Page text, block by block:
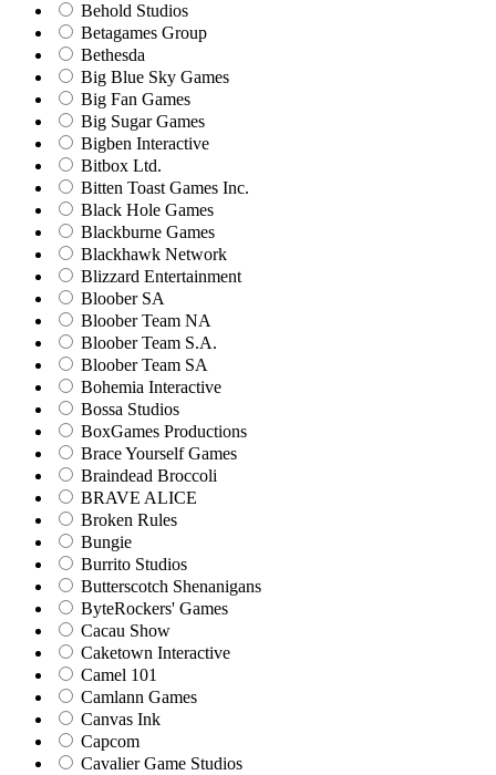
Behold Studios
Betagames Group
Bethesda
Big Blue Sky Games
Big Fan Games
Big Sugar Games
Bigben Interactive
Bitbox Ltd.
Bitten Toast Games Inc.
Black Hole Games
Blackburne Games
Blackhawk Network
Blizzard Entertainment
Bloober SA
Bloober Team NA
Bloober Team S.A.
Bloober Team SA
Bohemia Interactive
Bossa Studios
BoxGames Productions
Brace Yourself Games
Braindead Broccoli
BRAVE ALICE
Broken Rules
Bungie
Burrito Studios
Butterscotch Shenanigans
ByteRockers' Games
Cacau Show
Caketown Interactive
Camel 101
Camlann Games
Canvas Ink
Capcom
Cavalier Game Studios